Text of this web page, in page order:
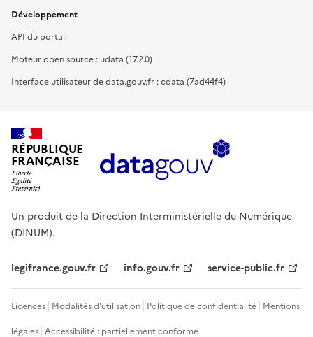
Développement
API du portail
Moteur open source : udata (17.2.0)
Interface utilisateur de data.gouv.fr : cdata (7ad44f4)
RÉPUBLIQUE
FRANÇAISE
Un produit de la Direction Interministérielle du Numérique
(DINUM).
legifrance.gouv.fr info.gouv.fr service-public.fr
Licences Modalités d'utilisation Politique de confidentialité Mentions
légales Accessibilité : partiellement conforme